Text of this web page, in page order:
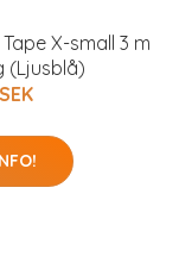
X-small 3 m
(Ljusblå)